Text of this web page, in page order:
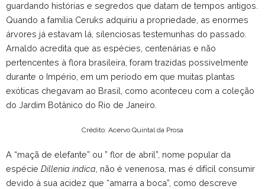
guardando histórias e segredos que datam de tempos antigos.
Quando a família Ceruks adquiriu a propriedade, as enormes
árvores já estavam lá, silenciosas testemunhas do passado.
Arnaldo acredita que as espécies, centenárias e não
pertencentes à flora brasileira, foram trazidas possivelmente
durante o Império, em um período em que muitas plantas
exóticas chegavam ao Brasil, como aconteceu com a coleção
do Jardim Botânico do Rio de Janeiro.
Crédito: Acervo Quintal da Prosa
A “maçã de elefante” ou ” flor de abril”, nome popular da
espécie Dillenia indica , não é venenosa, mas é difícil consumir
devido à sua acidez que “amarra a boca”, como descreve